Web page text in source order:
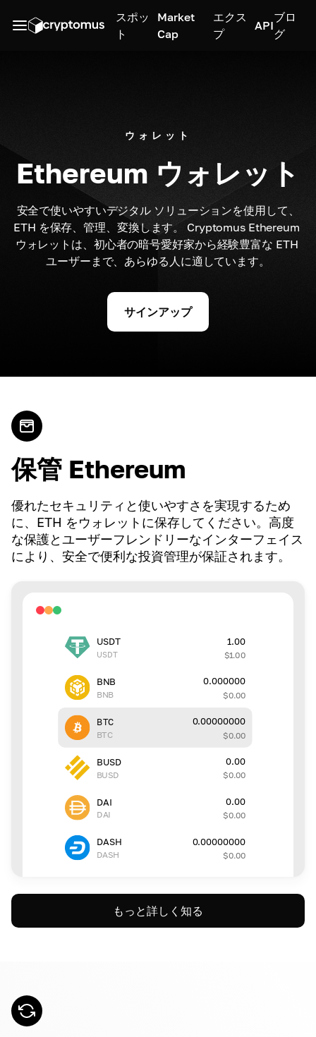
スポッ
ト
Market
Cap
エクス
プ
API
ブロ
グ
ウォレット
Ethereum ウォレット
安全で使いやすいデジタル ソリューションを使用して、
ETH を保存、管理、変換します。 Cryptomus Ethereum
ウォレットは、初心者の暗号愛好家から経験豊富な ETH
ユーザーまで、あらゆる人に適しています。
サインアップ
保管 Ethereum
優れたセキュリティと使いやすさを実現するため
に、ETH をウォレットに保存してください。高度
な保護とユーザーフレンドリーなインターフェイス
により、安全で便利な投資管理が保証されます。
USDT
USDT
1.00
$1.00
BNB
BNB
0.000000
$0.00
BTC
BTC
0.00000000
$0.00
BUSD
BUSD
0.00
$0.00
DAI
DAI
0.00
$0.00
DASH
DASH
0.00000000
$0.00
もっと詳しく知る